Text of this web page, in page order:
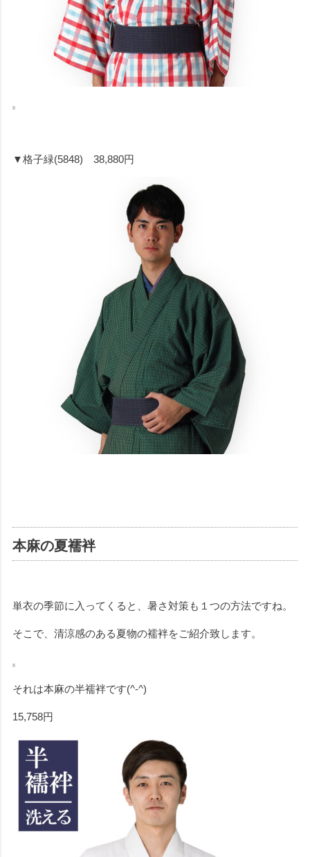
▼格子緑(5848) 38,880円
本麻の夏襦袢
単衣の季節に入ってくると、暑さ対策も１つの方法ですね。
そこで、清涼感のある夏物の襦袢をご紹介致します。
それは本麻の半襦袢です(^-^)
15,758円